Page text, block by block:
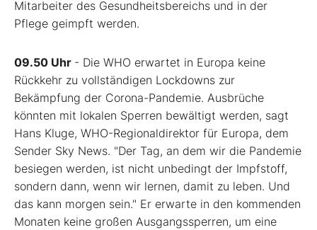
Mitarbeiter des Gesundheitsbereichs und in der
Pflege geimpft werden.
09.50 Uhr - Die WHO erwartet in Europa keine
Rückkehr zu vollständigen Lockdowns zur
Bekämpfung der Corona-Pandemie. Ausbrüche
könnten mit lokalen Sperren bewältigt werden, sagt
Hans Kluge, WHO-Regionaldirektor für Europa, dem
Sender Sky News. "Der Tag, an dem wir die Pandemie
besiegen werden, ist nicht unbedingt der Impfstoff,
sondern dann, wenn wir lernen, damit zu leben. Und
das kann morgen sein." Er erwarte in den kommenden
Monaten keine großen Ausgangssperren, um eine